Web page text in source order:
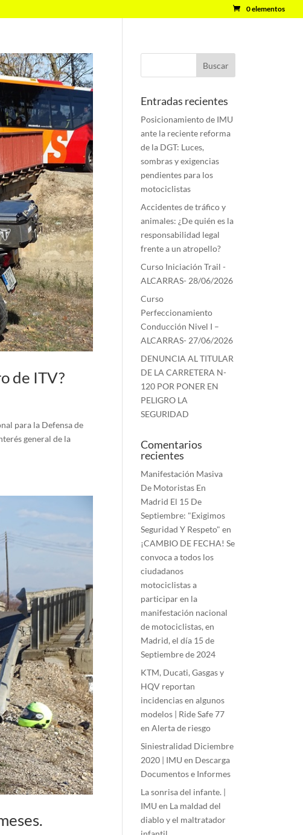
0 elementos
de ITV?
para la Defensa de
general de la
Entradas recientes
Posicionamiento de IMU
ante la reciente reforma
de la DGT: Luces,
sombras y exigencias
pendientes para los
motociclistas
Accidentes de tráfico y
animales: ¿De quién es la
responsabilidad legal
frente a un atropello?
Curso Iniciación Trail -
ALCARRAS- 28/06/2026
Curso
Perfeccionamiento
Conducción Nivel I –
ALCARRAS- 27/06/2026
DENUNCIA AL TITULAR
DE LA CARRETERA N-
120 POR PONER EN
PELIGRO LA
SEGURIDAD
Comentarios
recientes
Manifestación Masiva
De Motoristas En
Madrid El 15 De
Septiembre: "Exigimos
Seguridad Y Respeto" en
¡CAMBIO DE FECHA! Se
convoca a todos los
ciudadanos
motociclistas a
participar en la
manifestación nacional
de motociclistas, en
Madrid, el día 15 de
Septiembre de 2024
KTM, Ducati, Gasgas y
HQV reportan
incidencias en algunos
modelos | Ride Safe 77
enAlerta de riesgo
Siniestralidad Diciembre
2020 | IMU en Descarga
Documentos e Informes
La sonrisa del infante. |
IMU en La maldad del
diablo y el maltratador